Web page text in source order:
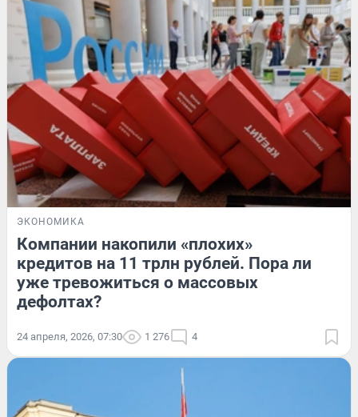
ЭКОНОМИКА
Компании накопили «плохих»
кредитов на 11 трлн рублей. Пора ли
уже тревожиться о массовых
дефолтах?
24 апреля, 2026, 07:30 1 276 4